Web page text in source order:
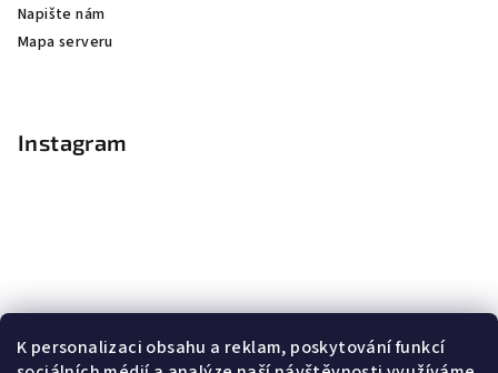
K personalizaci obsahu a reklam, poskytování funkcí
Napište nám
Mapa serveru
Instagram